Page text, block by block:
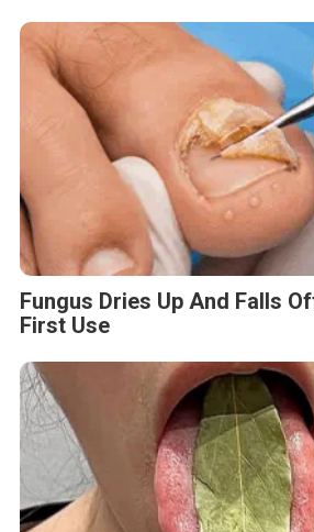
Fungus Dries Up And Falls
First Use